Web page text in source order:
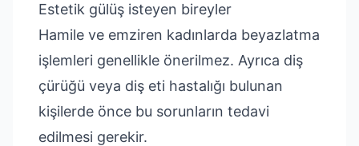
Estetik gülüş isteyen bireyler
Hamile ve emziren kadınlarda beyazlatma
işlemleri genellikle önerilmez. Ayrıca diş
çürüğü veya diş eti hastalığı bulunan
kişilerde önce bu sorunların tedavi
edilmesi gerekir.